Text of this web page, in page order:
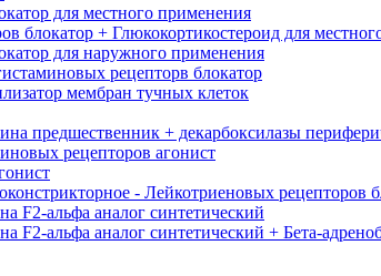
для местного применения
блокатор + Глюкокортикостероид для
для наружного применения
рецепторв блокатор
мембран тучных клеток
предшественник + декарбоксилазы
рецепторов агонист
- Лейкотриеновых рецепторов
F2-альфа аналог синтетический
F2-альфа аналог синтетический + Бета-